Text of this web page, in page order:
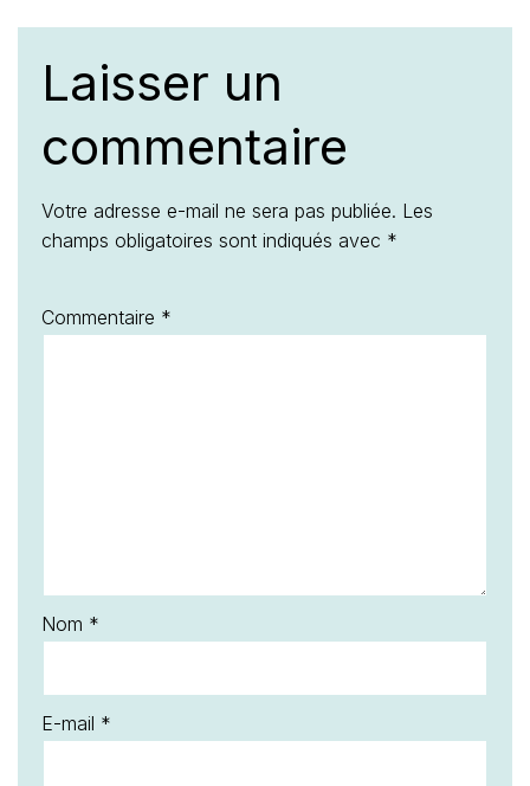
Laisser un
commentaire
Votre adresse e-mail ne sera pas publiée. Les
champs obligatoires sont indiqués avec *
Commentaire *
Nom *
E-mail *